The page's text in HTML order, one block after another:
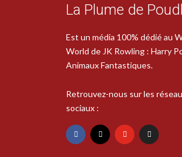
La Plume de
Est un média 100% dédié au
World de JK Rowling : Harry
Animaux Fantastiques.
Retrouvez-nous sur les
sociaux :